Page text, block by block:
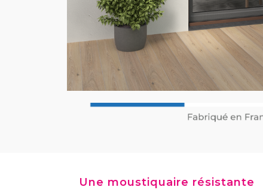
Une moustiquaire résistante